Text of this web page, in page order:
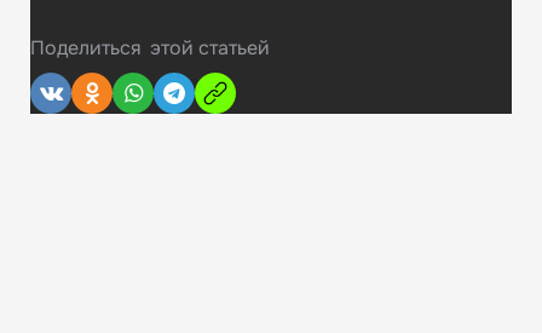
Поделиться этой статьей